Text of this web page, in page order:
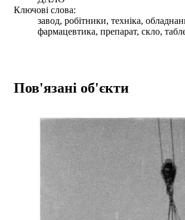
Ключові слова:
завод, робітники, техніка,
фармацевтика, препарат, скло,
Пов'язані об'єкти